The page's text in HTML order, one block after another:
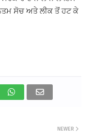
ਸੋਚ ਅਤੇ ਲੀਕ ਤੋਂ ਹਟ ਕੇ
NEWER